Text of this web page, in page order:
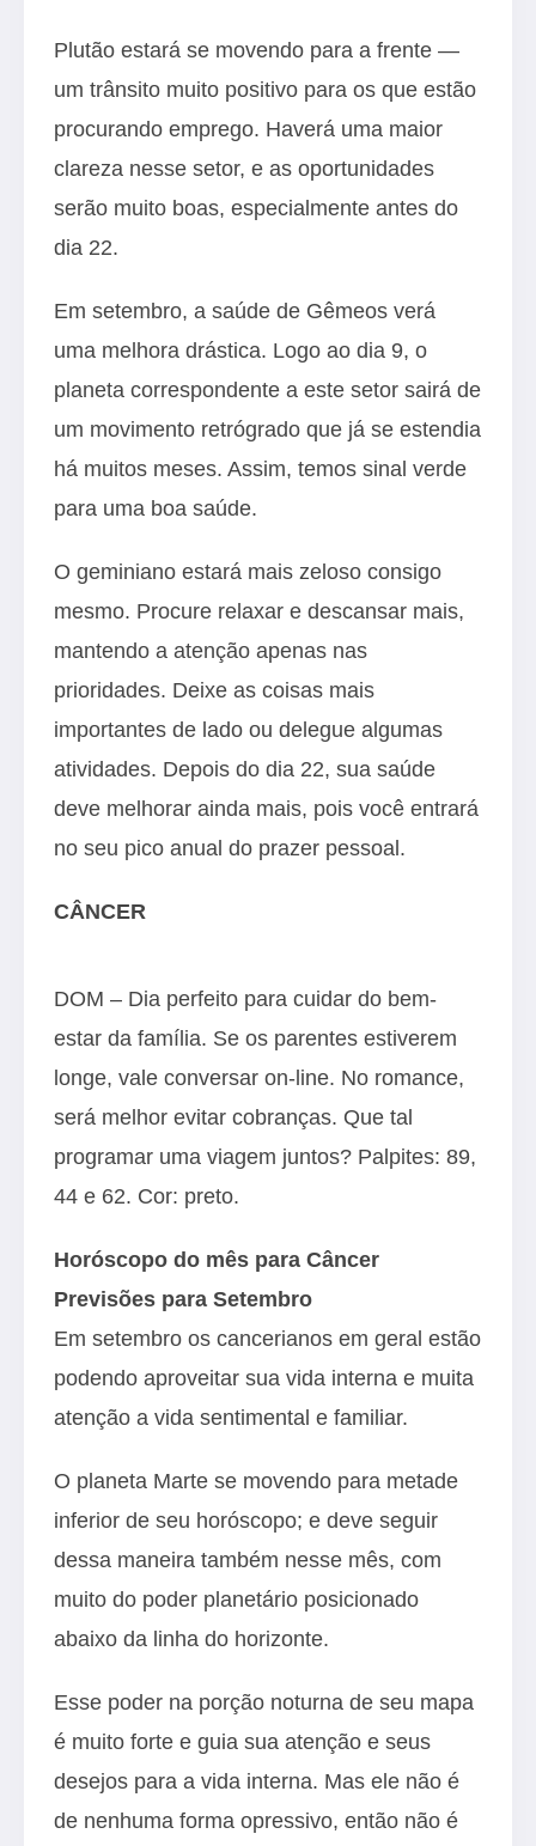
Plutão estará se movendo para a frente —
um trânsito muito positivo para os que estão
procurando emprego. Haverá uma maior
clareza nesse setor, e as oportunidades
serão muito boas, especialmente antes do
dia 22.
Em setembro, a saúde de Gêmeos verá
uma melhora drástica. Logo ao dia 9, o
planeta correspondente a este setor sairá de
um movimento retrógrado que já se estendia
há muitos meses. Assim, temos sinal verde
para uma boa saúde.
O geminiano estará mais zeloso consigo
mesmo. Procure relaxar e descansar mais,
mantendo a atenção apenas nas
prioridades. Deixe as coisas mais
importantes de lado ou delegue algumas
atividades. Depois do dia 22, sua saúde
deve melhorar ainda mais, pois você entrará
no seu pico anual do prazer pessoal.
CÂNCER
DOM – Dia perfeito para cuidar do bem-
estar da família. Se os parentes estiverem
longe, vale conversar on-line. No romance,
será melhor evitar cobranças. Que tal
programar uma viagem juntos? Palpites: 89,
44 e 62. Cor: preto.
Horóscopo do mês para Câncer
Previsões para Setembro
Em setembro os cancerianos em geral estão
podendo aproveitar sua vida interna e muita
atenção a vida sentimental e familiar.
O planeta Marte se movendo para metade
inferior de seu horóscopo; e deve seguir
dessa maneira também nesse mês, com
muito do poder planetário posicionado
abaixo da linha do horizonte.
Esse poder na porção noturna de seu mapa
é muito forte e guia sua atenção e seus
desejos para a vida interna. Mas ele não é
de nenhuma forma opressivo, então não é